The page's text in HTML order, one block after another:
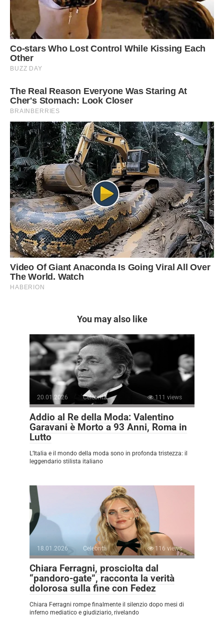
You may also like
20.01.2026 Celebrità 111 views
Addio al Re della Moda: Valentino
Garavani è Morto a 93 Anni, Roma in
Lutto
L’Italia e il mondo della moda sono in profonda tristezza: il
leggendario stilista italiano
18.01.2026 Celebrità 116 views
Chiara Ferragni, prosciolta dal
“pandoro-gate”, racconta la verità
dolorosa sulla fine con Fedez
Chiara Ferragni rompe finalmente il silenzio dopo mesi di
inferno mediatico e giudiziario, rivelando